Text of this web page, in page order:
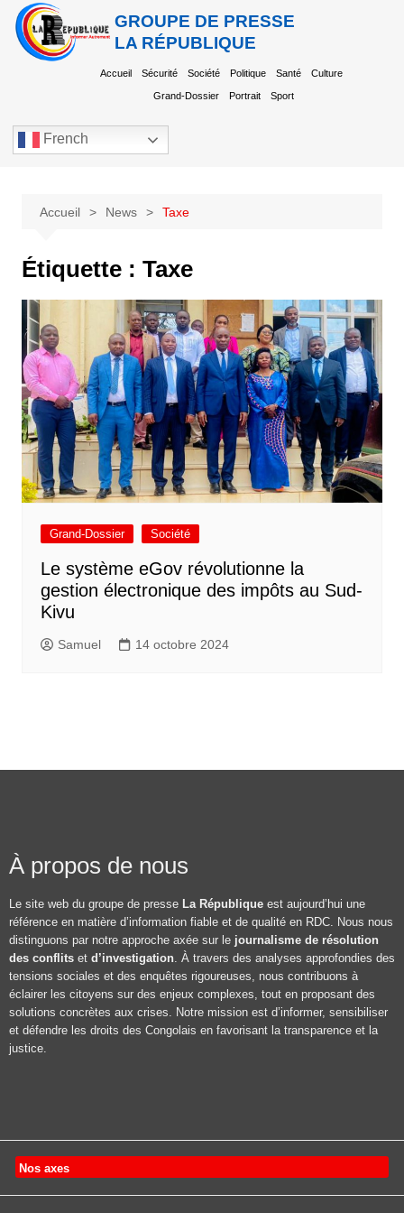
GROUPE DE PRESSE
LA RÉPUBLIQUE
Accueil Sécurité Société Politique Santé Culture
Grand-Dossier Portrait Sport
French
Accueil News Taxe
Étiquette : Taxe
Grand-Dossier Société
Le système eGov révolutionne la
gestion électronique des impôts au Sud-
Kivu
Samuel 14 octobre 2024
À propos de nous
Le site web du groupe de presse La République est aujourd’hui une
référence en matière d’information fiable et de qualité en RDC. Nous nous
distinguons par notre approche axée sur le journalisme de résolution
des conflits et d’investigation. À travers des analyses approfondies des
tensions sociales et des enquêtes rigoureuses, nous contribuons à
éclairer les citoyens sur des enjeux complexes, tout en proposant des
solutions concrètes aux crises. Notre mission est d’informer, sensibiliser
et défendre les droits des Congolais en favorisant la transparence et la
justice.
Nos axes